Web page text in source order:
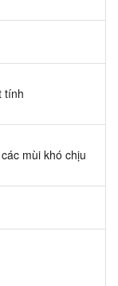
tính
mùi khó chịu